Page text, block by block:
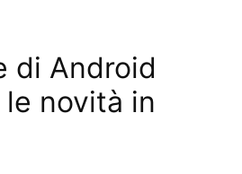
di Android
novità in